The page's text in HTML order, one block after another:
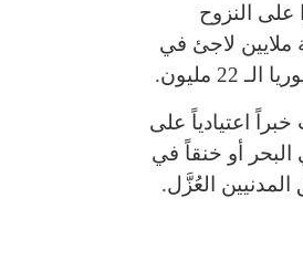
على النزوح
ملايين لاجئ في
مليون.
اعتيادياً على
البحر أو خنقاً في
المدنيين العُزَّل.